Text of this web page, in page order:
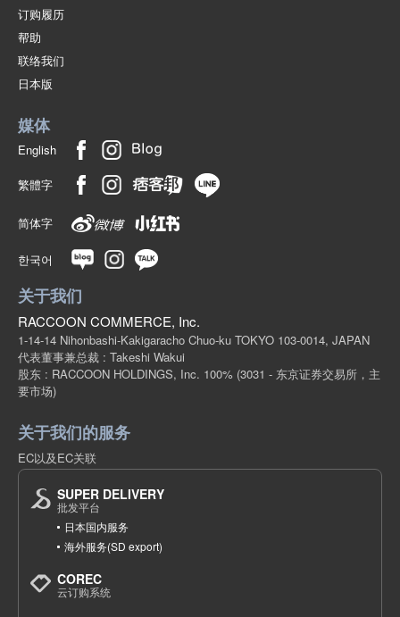
订购履历
帮助
联络我们
日本版
媒体
English
繁體字
简体字
한국어
关于我们
RACCOON COMMERCE, Inc.
1-14-14 Nihonbashi-Kakigaracho Chuo-ku TOKYO 103-0014, JAPAN
代表董事兼总裁 : Takeshi Wakui
股东 : RACCOON HOLDINGS, Inc. 100% (3031 - 东京证券交易所，主
要市场)
关于我们的服务
EC以及EC关联
SUPER DELIVERY
批发平台
日本国内服务
海外服务(SD export)
COREC
云订购系统